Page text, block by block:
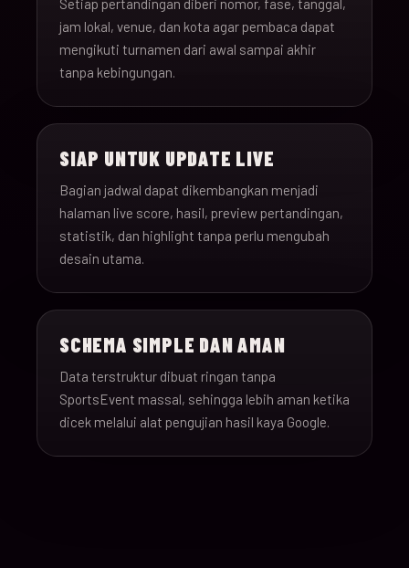
Setiap pertandingan diberi nomor, fase, tanggal,
jam lokal, venue, dan kota agar pembaca dapat
mengikuti turnamen dari awal sampai akhir
tanpa kebingungan.
SIAP UNTUK UPDATE LIVE
Bagian jadwal dapat dikembangkan menjadi
halaman live score, hasil, preview pertandingan,
statistik, dan highlight tanpa perlu mengubah
desain utama.
SCHEMA SIMPLE DAN AMAN
Data terstruktur dibuat ringan tanpa
SportsEvent massal, sehingga lebih aman ketika
dicek melalui alat pengujian hasil kaya Google.